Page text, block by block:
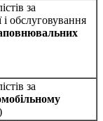
за
обслуговування
за